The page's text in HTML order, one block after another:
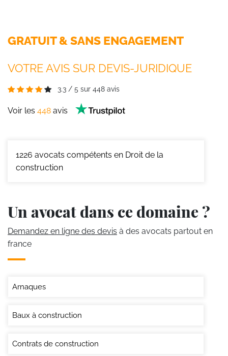
GRATUIT & SANS ENGAGEMENT
VOTRE AVIS SUR DEVIS-JURIDIQUE
3.3 / 5 sur 448 avis
Voir les 448 avis
1226 avocats compétents en Droit de la
construction
Un avocat dans ce domaine ?
Demandez en ligne des devis à des avocats partout en
france
Arnaques
Baux à construction
Contrats de construction